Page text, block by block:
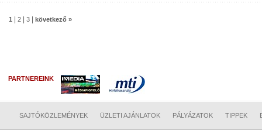
1 2 3 következő »
PARTNEREINK
SAJTÓKÖZLEMÉNYEK ÜZLETI AJÁNLATOK PÁLYÁZATOK TIPPEK